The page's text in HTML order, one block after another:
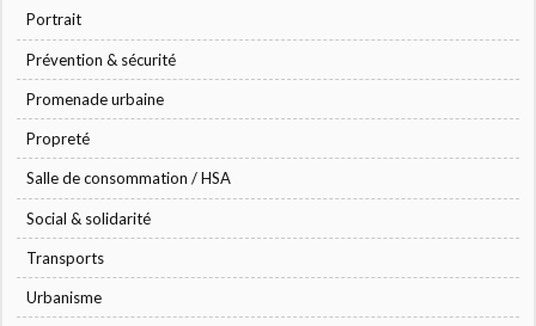
Portrait
Prévention & sécurité
Promenade urbaine
Propreté
Salle de consommation / HSA
Social & solidarité
Transports
Urbanisme